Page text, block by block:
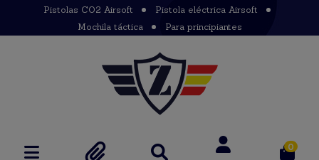
Pistolas CO2 Airsoft
Pistola eléctrica Airsoft
Mochila táctica
Para principiantes
0